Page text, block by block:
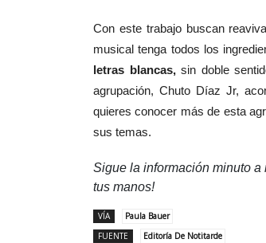
Con este trabajo buscan
musical tenga todos los
letras blancas,sin doble
agrupación, Chuto Díaz Jr,
quieres conocer más de esta
sus temas.
Sigue la información minuto a
tus manos!
VÍA
Paula Bauer
FUENTE
Editoría De Notitarde